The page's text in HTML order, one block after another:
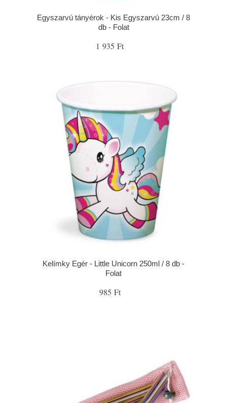
Egyszarvú tányérok - Kis Egyszarvú 23cm / 8
db - Folat
1 935 Ft
Kelímky Egér - Little Unicorn 250ml / 8 db -
Folat
985 Ft